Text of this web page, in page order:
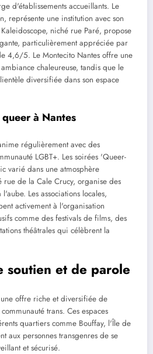
d'établissements accueillants. Le
représente une institution avec son
niché rue Paré, propose
particulièrement appréciée par
4,6/5. Le Montecito Nantes offre une
chaleureuse, tandis que le
diversifiée dans son espace
à Nantes
régulièrement avec des
LGBT+. Les soirées 'Queer-
varié dans une atmosphère
rue de la Cale Crucy, organise des
Les associations locales,
activement à l'organisation
comme des festivals de films, des
théâtrales qui célèbrent la
soutien et de parole
offre riche et diversifiée de
trans. Ces espaces
quartiers comme Bouffay, l'Île de
aux personnes transgenres de se
et sécurisé.